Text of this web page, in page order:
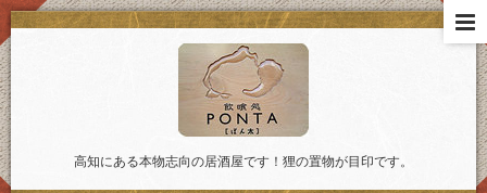
高知にある本物志向の居酒屋です！狸の置物が目印です。